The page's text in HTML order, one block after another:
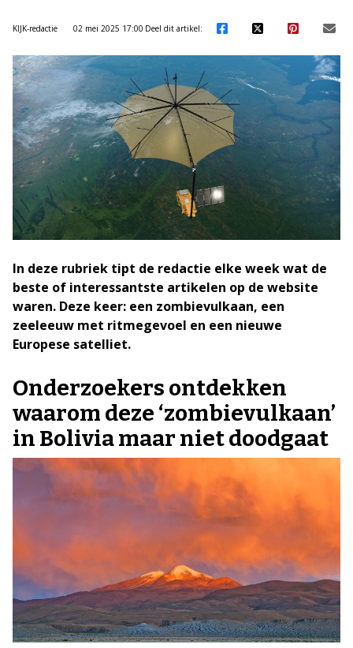
KIJK-redactie 02 mei 2025 17:00 Deel dit artikel:
In deze rubriek tipt de redactie elke week wat de
beste of interessantste artikelen op de website
waren. Deze keer: een zombievulkaan, een
zeeleeuw met ritmegevoel en een nieuwe
Europese satelliet.
Onderzoekers ontdekken
waarom deze ‘zombievulkaan’
in Bolivia maar niet doodgaat